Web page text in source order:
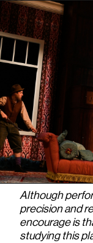
Although
precision and
encourage is
studying this